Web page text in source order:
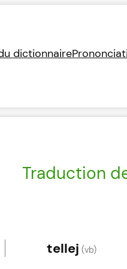
dictionnaire
Traduction
tellej (vb)